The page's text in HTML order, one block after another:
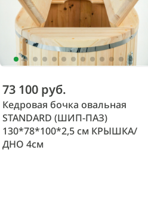
73 100 руб.
Кедровая бочка овальная
STANDARD (ШИП-ПАЗ)
130*78*100*2,5 см КРЫШКА/
ДНО 4см